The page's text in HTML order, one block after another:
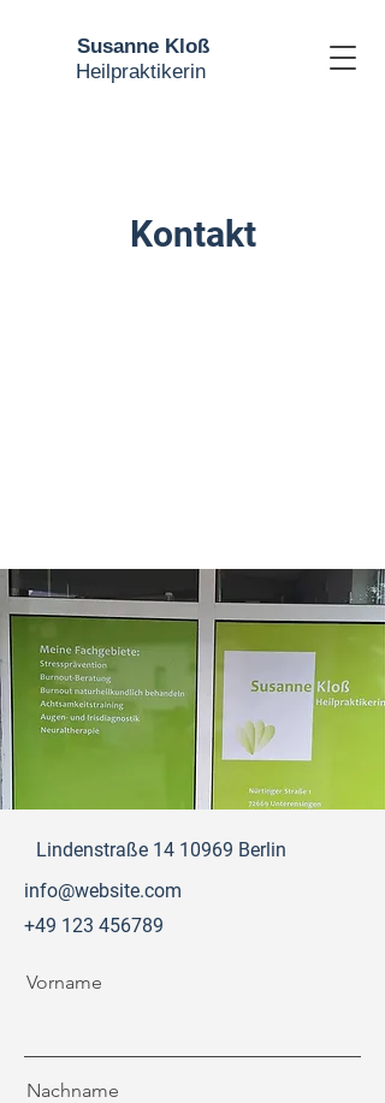
Susanne Kloß
Heilpraktikerin
Kontakt
Lindenstraße 14 10969 Berlin
info@website.com
+49 123 456789
Vorname
Nachname